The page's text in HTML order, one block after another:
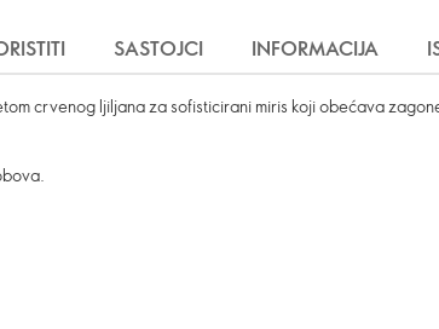
SASTOJCI INFORMACIJA
crvenog ljiljana za sofisticirani miris koji obećava